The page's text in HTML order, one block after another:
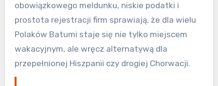
obowiązkowego meldunku, niskie podatki i
prostota rejestracji firm sprawiają, że dla wielu
Polaków Batumi staje się nie tylko miejscem
wakacyjnym, ale wręcz alternatywą dla
przepełnionej Hiszpanii czy drogiej Chorwacji.